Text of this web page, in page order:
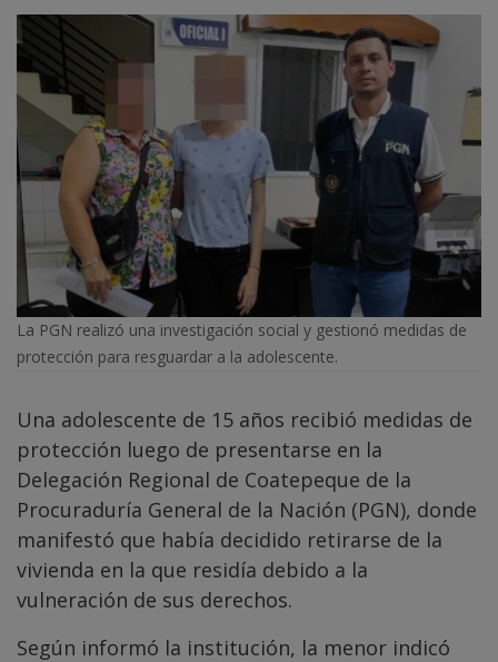
La PGN realizó una investigación social y gestionó medidas de
protección para resguardar a la adolescente.
Una adolescente de 15 años recibió medidas de
protección luego de presentarse en la
Delegación Regional de Coatepeque de la
Procuraduría General de la Nación (PGN), donde
manifestó que había decidido retirarse de la
vivienda en la que residía debido a la
vulneración de sus derechos.
Según informó la institución, la menor indicó